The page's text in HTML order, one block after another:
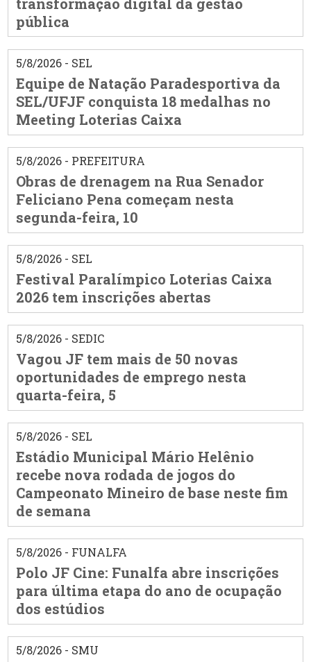
pública
5/8/2026 - SEL
Equipe de Natação Paradesportiva da
SEL/UFJF conquista 18 medalhas no
Meeting Loterias Caixa
5/8/2026 - PREFEITURA
Obras de drenagem na Rua Senador
Feliciano Pena começam nesta
segunda-feira, 10
5/8/2026 - SEL
Festival Paralímpico Loterias Caixa
2026 tem inscrições abertas
5/8/2026 - SEDIC
Vagou JF tem mais de 50 novas
oportunidades de emprego nesta
quarta-feira, 5
5/8/2026 - SEL
Estádio Municipal Mário Helênio
recebe nova rodada de jogos do
Campeonato Mineiro de base neste fim
de semana
5/8/2026 - FUNALFA
Polo JF Cine: Funalfa abre inscrições
para última etapa do ano de ocupação
dos estúdios
5/8/2026 - SMU